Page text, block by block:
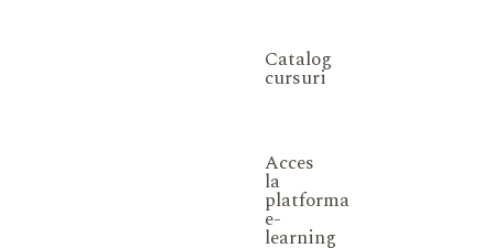
Catalog
cursuri
Acces
la
platforma
e-
learning